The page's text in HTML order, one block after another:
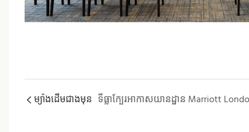
ម្យ៉ាងដើមជាងមុន